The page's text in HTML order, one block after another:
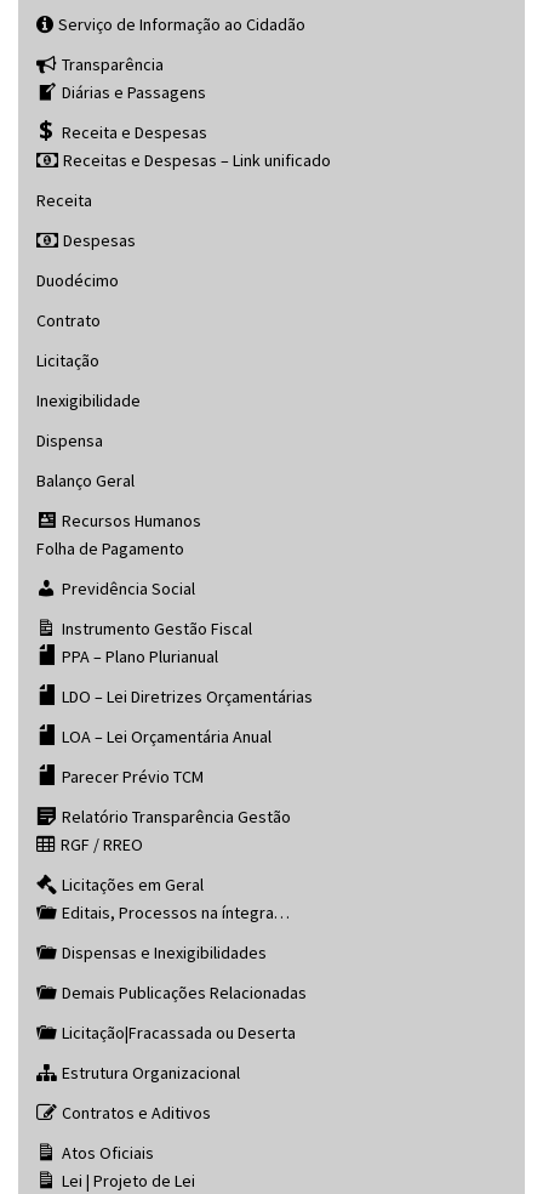
Serviço de Informação ao Cidadão
Transparência
Diárias e Passagens
Receita e Despesas
Receitas e Despesas – Link unificado
Receita
Despesas
Duodécimo
Contrato
Licitação
Inexigibilidade
Dispensa
Balanço Geral
Recursos Humanos
Folha de Pagamento
Previdência Social
Instrumento Gestão Fiscal
PPA – Plano Plurianual
LDO – Lei Diretrizes Orçamentárias
LOA – Lei Orçamentária Anual
Parecer Prévio TCM
Relatório Transparência Gestão
RGF / RREO
Licitações em Geral
Editais, Processos na íntegra…
Dispensas e Inexigibilidades
Demais Publicações Relacionadas
Licitação|Fracassada ou Deserta
Estrutura Organizacional
Contratos e Aditivos
Atos Oficiais
Lei | Projeto de Lei